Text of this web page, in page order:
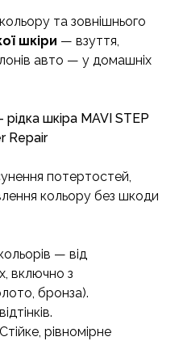
та зовнішнього
шкіри — взуття,
авто — у домашніх
шкіра MAVI STEP
Repair
потертостей,
кольору без шкоди
— від
включно з
бронза).
Стійке, рівномірне